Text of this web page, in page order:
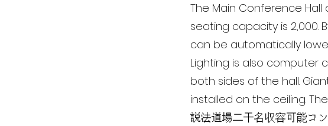
The Main Conference
seating capacity is 2,000.
can be automatically
Lighting is also computer
both sides of the hall.
installed on the ceiling.
説法道場二干名収容可能コ